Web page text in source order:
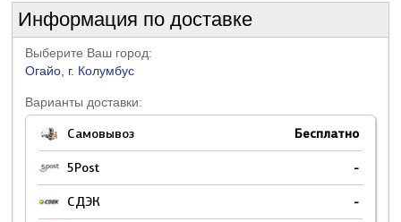
Информация по доставке
Выберите Ваш город:
Огайо, г. Колумбус
Варианты доставки:
Самовывоз Бесплатно
5Post -
СДЭК -